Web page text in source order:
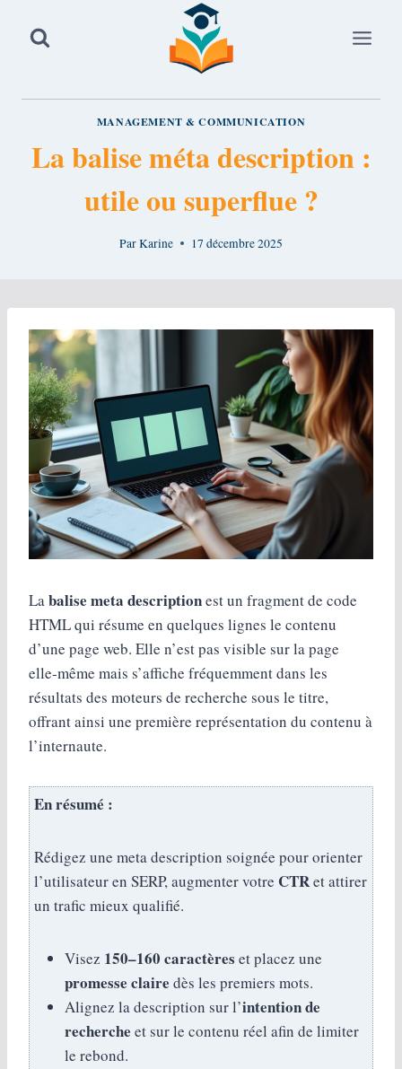
MANAGEMENT & COMMUNICATION
La balise méta description :
utile ou superflue ?
ParKarine 17 décembre 2025
Labalise meta descriptionest un fragment de code
HTML qui résume en quelques lignes le contenu
d’une page web. Elle n’est pas visible sur la page
elle‑même mais s’affiche fréquemment dans les
résultats des moteurs de recherche sous le titre,
offrant ainsi une première représentation du contenu à
l’internaute.
En résumé :
Rédigez une meta description soignée pour orienter
l’utilisateur en SERP, augmenter votre CTRet attirer
un trafic mieux qualifié.
Visez 150–160 caractères et placez une
promesse claire dès les premiers mots.
Alignez la description sur l’intention de
recherche et sur le contenu réel afin de limiter
le rebond.